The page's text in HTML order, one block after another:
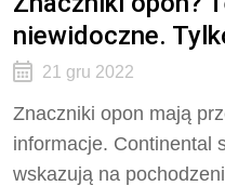
niewidoczne.
21 gru 2022
Znaczniki opon mają
informacje. Continental
wskazują na